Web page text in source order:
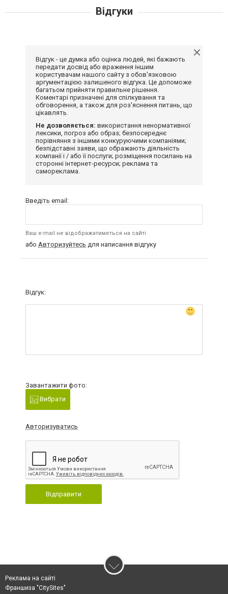
Відгуки
Відгук - це думка або оцінка людей, які бажають
передати досвід або враження іншим
користувачам нашого сайту з обов'язковою
аргументацією залишеного відгука. Це допоможе
багатьом прийняти правильне рішення.
Коментарі призначені для спілкування та
обговорення, а також для роз'яснення питань, що
цікавлять.
Не дозволяється: використання ненормативної
лексики, погроз або образ; безпосереднє
порівняння з іншими конкуруючими компаніями;
безпідставні заяви, що ображають діяльність
компанії і / або її послуги; розміщення посилань на
сторонні інтернет-ресурси; реклама та
самореклама.
Введіть email:
Ваш e-mail не відображатиметься на сайті
або Авторизуйтесь для написання відгуку
Відгук:
Завантажити фото:
Вибрати
Авторизуватись
Відправити
Реклама на сайті
Франшиза "CitySites"